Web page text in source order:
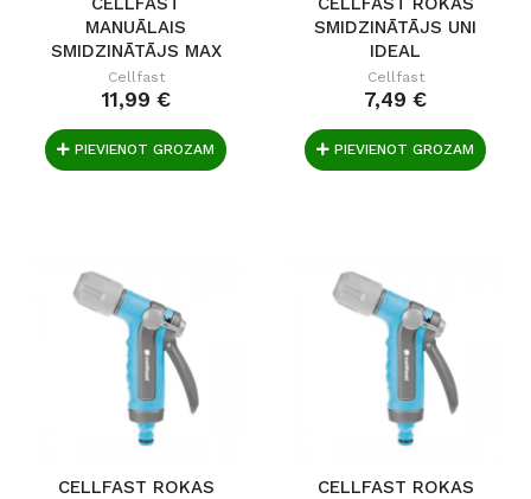
MANUĀLAIS
SMIDZINĀTĀJS MAX
IDEAL
Cellfast
11,99 €
PIEVIENOT GROZAM
SMIDZINĀTĀJS UNI
IDEAL
Cellfast
7,49 €
PIEVIENOT GROZAM
CELLFAST ROKAS
CELLFAST ROKAS